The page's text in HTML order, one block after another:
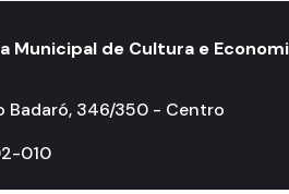
Municipal de Cultura e
Badaró, 346/350 - Centro
010